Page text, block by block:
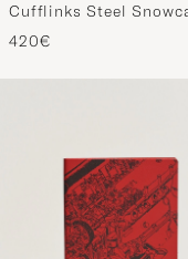
Cufflinks Steel
Onyx
420€